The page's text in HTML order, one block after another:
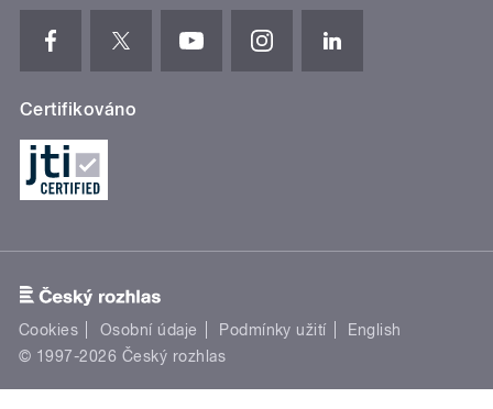
Certifikováno
Cookies Osobní údaje Podmínky užití
English
© 1997-2026 Český rozhlas